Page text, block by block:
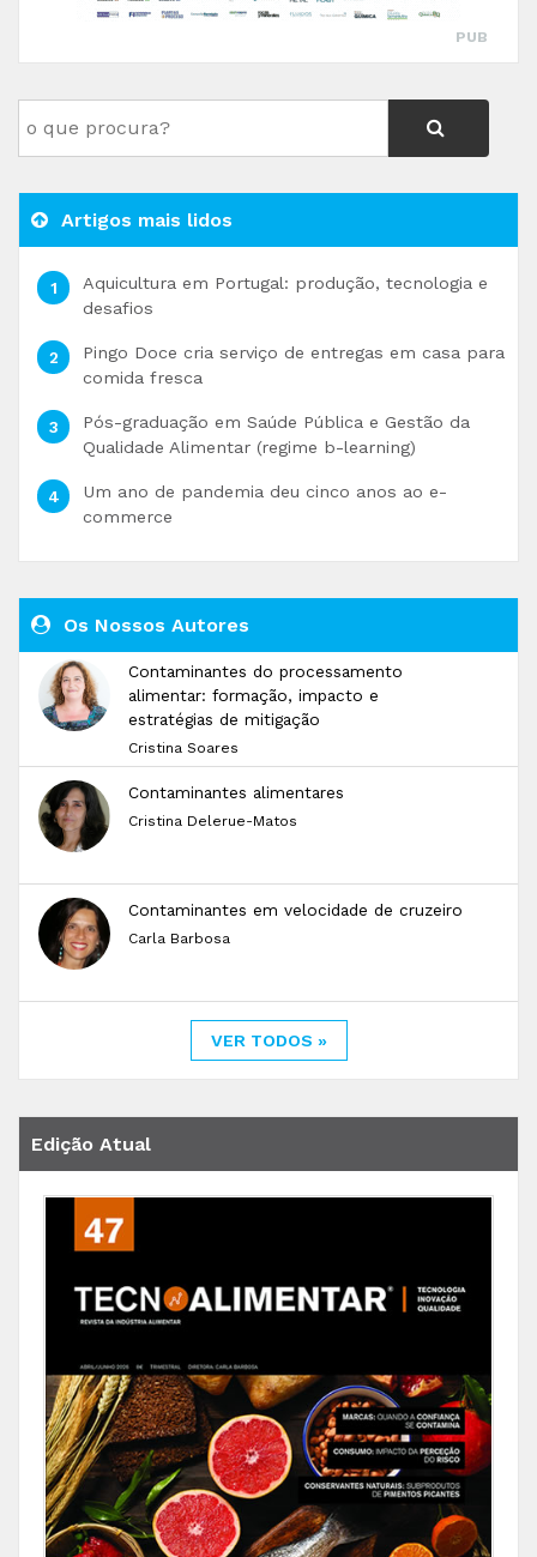
PUB
Artigos mais lidos
Aquicultura em Portugal: produção, tecnologia e
desafios
Pingo Doce cria serviço de entregas em casa para
comida fresca
Pós-graduação em Saúde Pública e Gestão da
Qualidade Alimentar (regime b-learning)
Um ano de pandemia deu cinco anos ao e-
commerce
Os Nossos Autores
Contaminantes do processamento
alimentar: formação, impacto e
estratégias de mitigação
Cristina Soares
Contaminantes alimentares
Cristina Delerue-Matos
Contaminantes em velocidade de cruzeiro
Carla Barbosa
VER TODOS »
Edição Atual